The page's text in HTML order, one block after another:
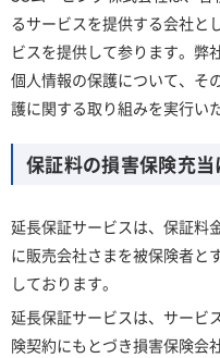
るサービスを提供する会社と
ビスを提供して参ります。弊
個人情報の保護について、そ
護に関する取り組みを実行い
保証料の損害保険充当
延長保証サービスは、保証料
に販売会社さまを被保険者と
しております。
延長保証サービスは、サービ
険契約にもとづき損害保険会